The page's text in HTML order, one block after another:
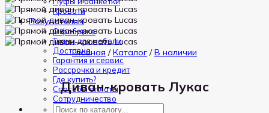
Кровати
Покупателям
О фабрике
Ткани для мебели
Доставка
Гарантия и сервис
Рассрочка и кредит
Где купить?
Способы оплаты
Сотрудничество
Искать:
Главная / Каталог / В наличии
Диван-кровать Лукас